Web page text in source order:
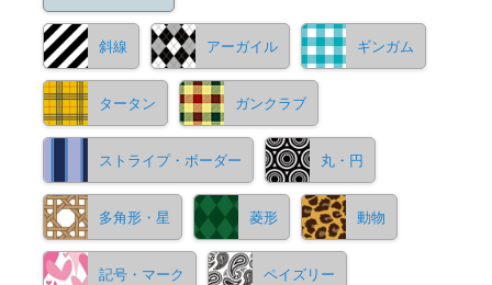
斜線 アーガイル ギンガム
タータン ガンクラブ
ストライプ・ボーダー 丸・円
多角形・星 菱形 動物
記号・マーク ペイズリー